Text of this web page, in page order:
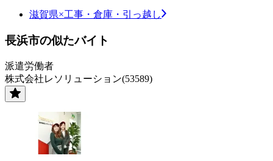
滋賀県×工事・倉庫・引っ越し
長浜市の似たバイト
派遣労働者
株式会社レソリューション(53589)